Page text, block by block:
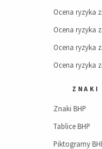
Ocena ryzyka
Ocena ryzyka
Ocena ryzyka
Ocena ryzyka
ZNAKI
Znaki BHP
Tablice BHP
Piktogramy